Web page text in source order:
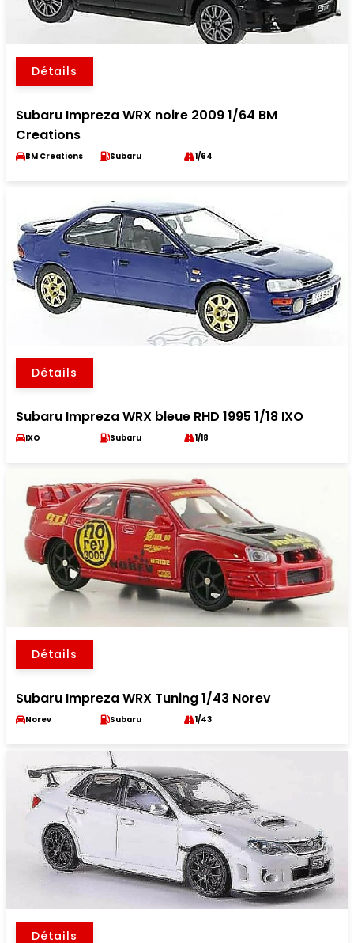
Détails
Subaru Impreza WRX noire 2009 1/64 BM
Creations
BM Creations Subaru 1/64
Détails
Subaru Impreza WRX bleue RHD 1995 1/18 IXO
IXO Subaru 1/18
Détails
Subaru Impreza WRX Tuning 1/43 Norev
Norev Subaru 1/43
Détails